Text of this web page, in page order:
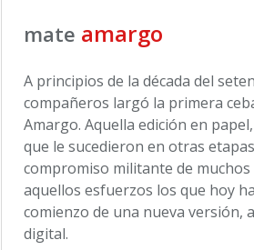
mate amargo
A principios de la década del
compañeros largó la primera
Amargo. Aquella edición en
que le sucedieron en otras
compromiso militante de muchos
aquellos esfuerzos los que hoy
comienzo de una nueva versión,
digital.